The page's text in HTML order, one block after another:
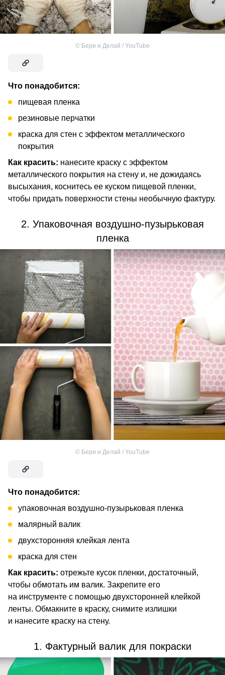
© Бери и Делай / YouTube
Что понадобится:
пищевая пленка
резиновые перчатки
краска для стен с эффектом металлического
покрытия
Как красить: нанесите краску с эффектом
металлического покрытия на стену и, не дожидаясь
высыхания, коснитесь ее куском пищевой пленки,
чтобы придать поверхности стены необычную фактуру.
2. Упаковочная воздушно-пузырьковая
пленка
© Бери и Делай / YouTube
Что понадобится:
упаковочная воздушно-пузырьковая пленка
малярный валик
двухсторонняя клейкая лента
краска для стен
Как красить: отрежьте кусок пленки, достаточный,
чтобы обмотать им валик. Закрепите его
на инструменте с помощью двухсторонней клейкой
ленты. Обмакните в краску, снимите излишки
и нанесите краску на стену.
1. Фактурный валик для покраски